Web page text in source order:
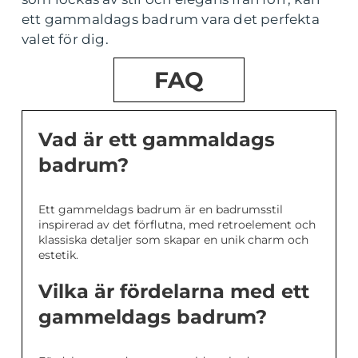
ett gammaldags badrum vara det perfekta
valet för dig.
FAQ
Vad är ett gammaldags
badrum?
Ett gammeldags badrum är en badrumsstil
inspirerad av det förflutna, med retroelement och
klassiska detaljer som skapar en unik charm och
estetik.
Vilka är fördelarna med ett
gammeldags badrum?